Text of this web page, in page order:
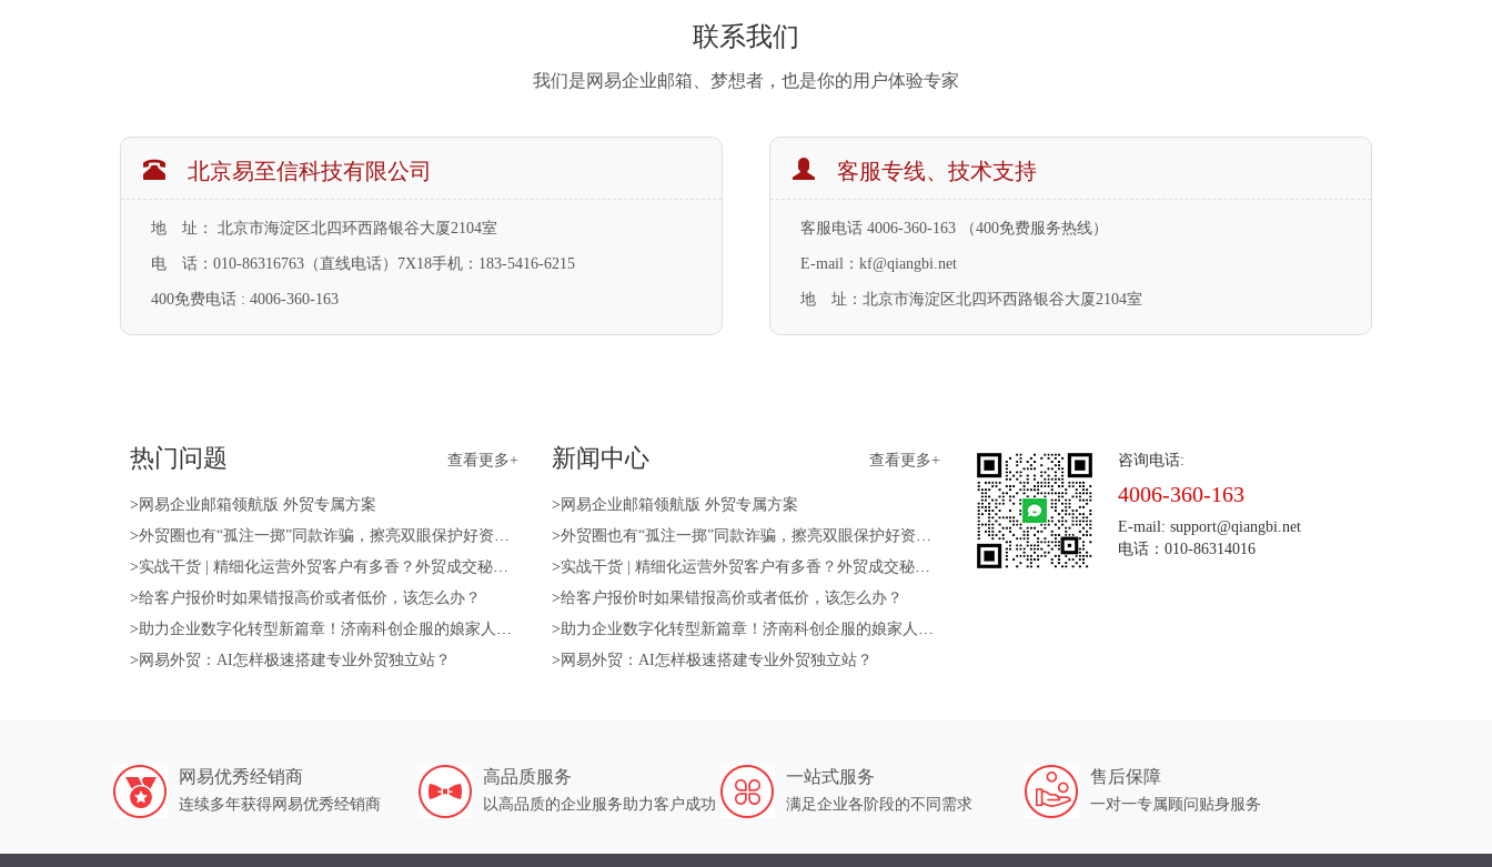
联系我们
我们是网易企业邮箱、梦想者，也是你的用户体验专家
北京易至信科技有限公司
地 址： 北京市海淀区北四环西路银谷大厦2104室
电 话：010-86316763（直线电话）7X18手机：183-5416-6215
400免费电话 : 4006-360-163
客服专线、技术支持
客服电话 4006-360-163 （400免费服务热线）
E-mail： kf@qiangbi.net
地 址：北京市海淀区北四环西路银谷大厦2104室
查看更多+
热门问题
> 网易企业邮箱领航版 外贸专属方案
>外贸圈也有“孤注一掷”同款诈骗，擦亮双眼保护好资产！
>实战干货 | 精细化运营外贸客户有多香？外贸成交秘籍送上！
>给客户报价时如果错报高价或者低价，该怎么办？
>助力企业数字化转型新篇章！济南科创企服的娘家人—山东强比来帮您！
> 网易外贸：AI怎样极速搭建专业外贸独立站？
查看更多+
新闻中心
> 网易企业邮箱领航版 外贸专属方案
>外贸圈也有“孤注一掷”同款诈骗，擦亮双眼保护好资产！
>实战干货 | 精细化运营外贸客户有多香？外贸成交秘籍送上！
>给客户报价时如果错报高价或者低价，该怎么办？
>助力企业数字化转型新篇章！济南科创企服的娘家人—山东强比来帮您！
> 网易外贸：AI怎样极速搭建专业外贸独立站？
咨询电话:
4006-360-163
E-mail: support@qiangbi.net
电话：010-86314016
网易优秀经销商
连续多年获得网易优秀经销商
高品质服务
以高品质的企业服务助力客户成功
一站式服务
满足企业各阶段的不同需求
售后保障
一对一专属顾问贴身服务